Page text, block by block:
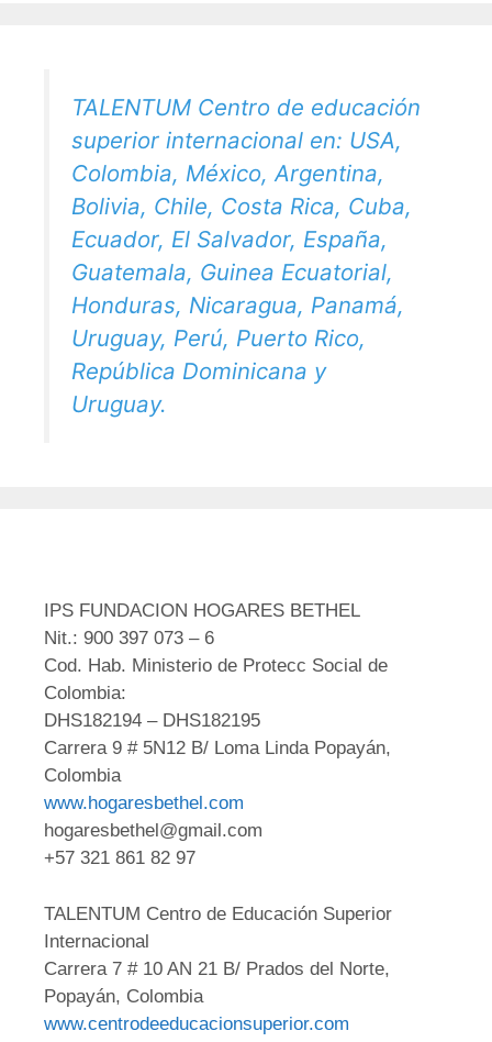
TALENTUM Centro de educación
superior internacional en: USA,
Colombia, México, Argentina,
Bolivia, Chile, Costa Rica, Cuba,
Ecuador, El Salvador, España,
Guatemala, Guinea Ecuatorial,
Honduras, Nicaragua, Panamá,
Uruguay, Perú, Puerto Rico,
República Dominicana y
Uruguay.
IPS FUNDACION HOGARES BETHEL
Nit.: 900 397 073 – 6
Cod. Hab. Ministerio de Protecc Social de
Colombia:
DHS182194 – DHS182195
Carrera 9 # 5N12 B/ Loma Linda Popayán,
Colombia
www.hogaresbethel.com
hogaresbethel@gmail.com
+57 321 861 82 97
TALENTUM Centro de Educación Superior
Internacional
Carrera 7 # 10 AN 21 B/ Prados del Norte,
Popayán, Colombia
www.centrodeeducacionsuperior.com